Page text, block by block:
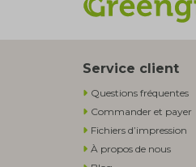
Service client
Questions fréquentes
Commander et payer
Fichiers d’impression
À propos de nous